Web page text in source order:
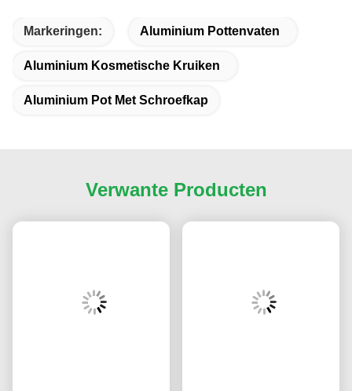
Markeringen: Aluminium Pottenvaten
Aluminium Kosmetische Kruiken
Aluminium Pot Met Schroefkap
Verwante Producten